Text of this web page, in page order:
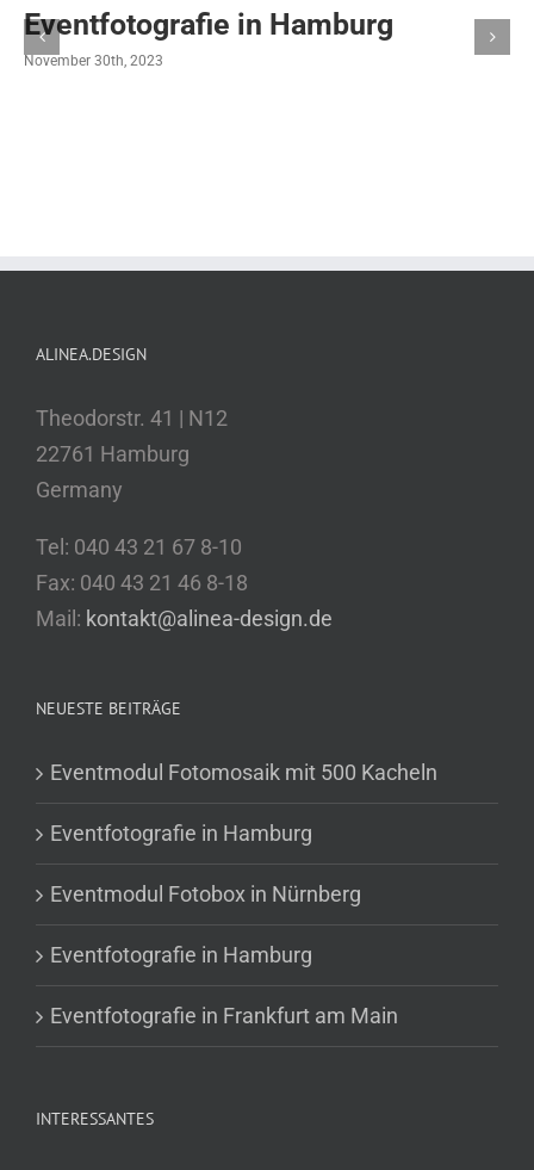
Eventfotografie in Hamburg
November 30th, 2023
ALINEA.DESIGN
Theodorstr. 41 | N12
22761 Hamburg
Germany
Tel: 040 43 21 67 8-10
Fax: 040 43 21 46 8-18
Mail: kontakt@alinea-design.de
NEUESTE BEITRÄGE
Eventmodul Fotomosaik mit 500 Kacheln
Eventfotografie in Hamburg
Eventmodul Fotobox in Nürnberg
Eventfotografie in Hamburg
Eventfotografie in Frankfurt am Main
INTERESSANTES